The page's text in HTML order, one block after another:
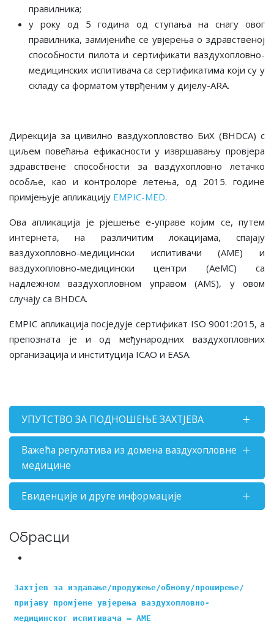
правилника;
у року од 5 година од ступања на снагу овог
правилника, замијениће се увјерења о здравственој
способности пилота и сертификати ваздухопловно-
медицинских испитивача са сертификатима који су у
складу са форматом утврђеним у дијелу-ARA.
Дирекција за цивилно ваздухопловство БиХ (BHDCA) с
циљем повећања ефикасности у извршавању провјера
здравствене способности за ваздухопловно летачко
особље, као и контролоре летења, од 2015. године
примјењује апликацију EMPIC-MED.
Ова апликација је рјешење е-управе којим се, путем
интернета, на различитим локацијама, спајају
ваздухопловно-медицински испитивачи (AME) и
ваздухопловно-медицински центри (AeMC) са
надлежном ваздухопловном управом (AMS), у овом
случају са BHDCA.
EMPIC апликација посједује сертификат ISO 9001:2015, а
препозната је и од међународних ваздухопловних
организација и институција ICAO и EASA.
УПУТСТВО ЗА ПОДНОШЕЊЕ ЗАХТЈЕВА
Важећа регулатива из домена ваздухопловне
медицине
Евиденције и друге информације
Обрасци
Захтјев за издавање/продужење/обнову/проширење/
пријаву промјене увјерења ваздухопловно-
медицинског испитивача – АМЕ